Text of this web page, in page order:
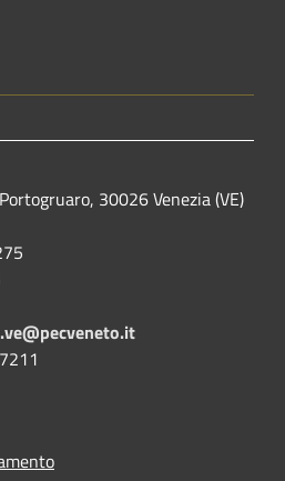
30026 Venezia (VE)